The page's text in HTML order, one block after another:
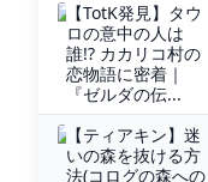
【TotK発見】タウ
ロの意中の人は
誰!? カカリコ村の
恋物語に密着｜
『ゼルダの伝...
【ティアキン】迷
いの森を抜ける方
法(コログの森への